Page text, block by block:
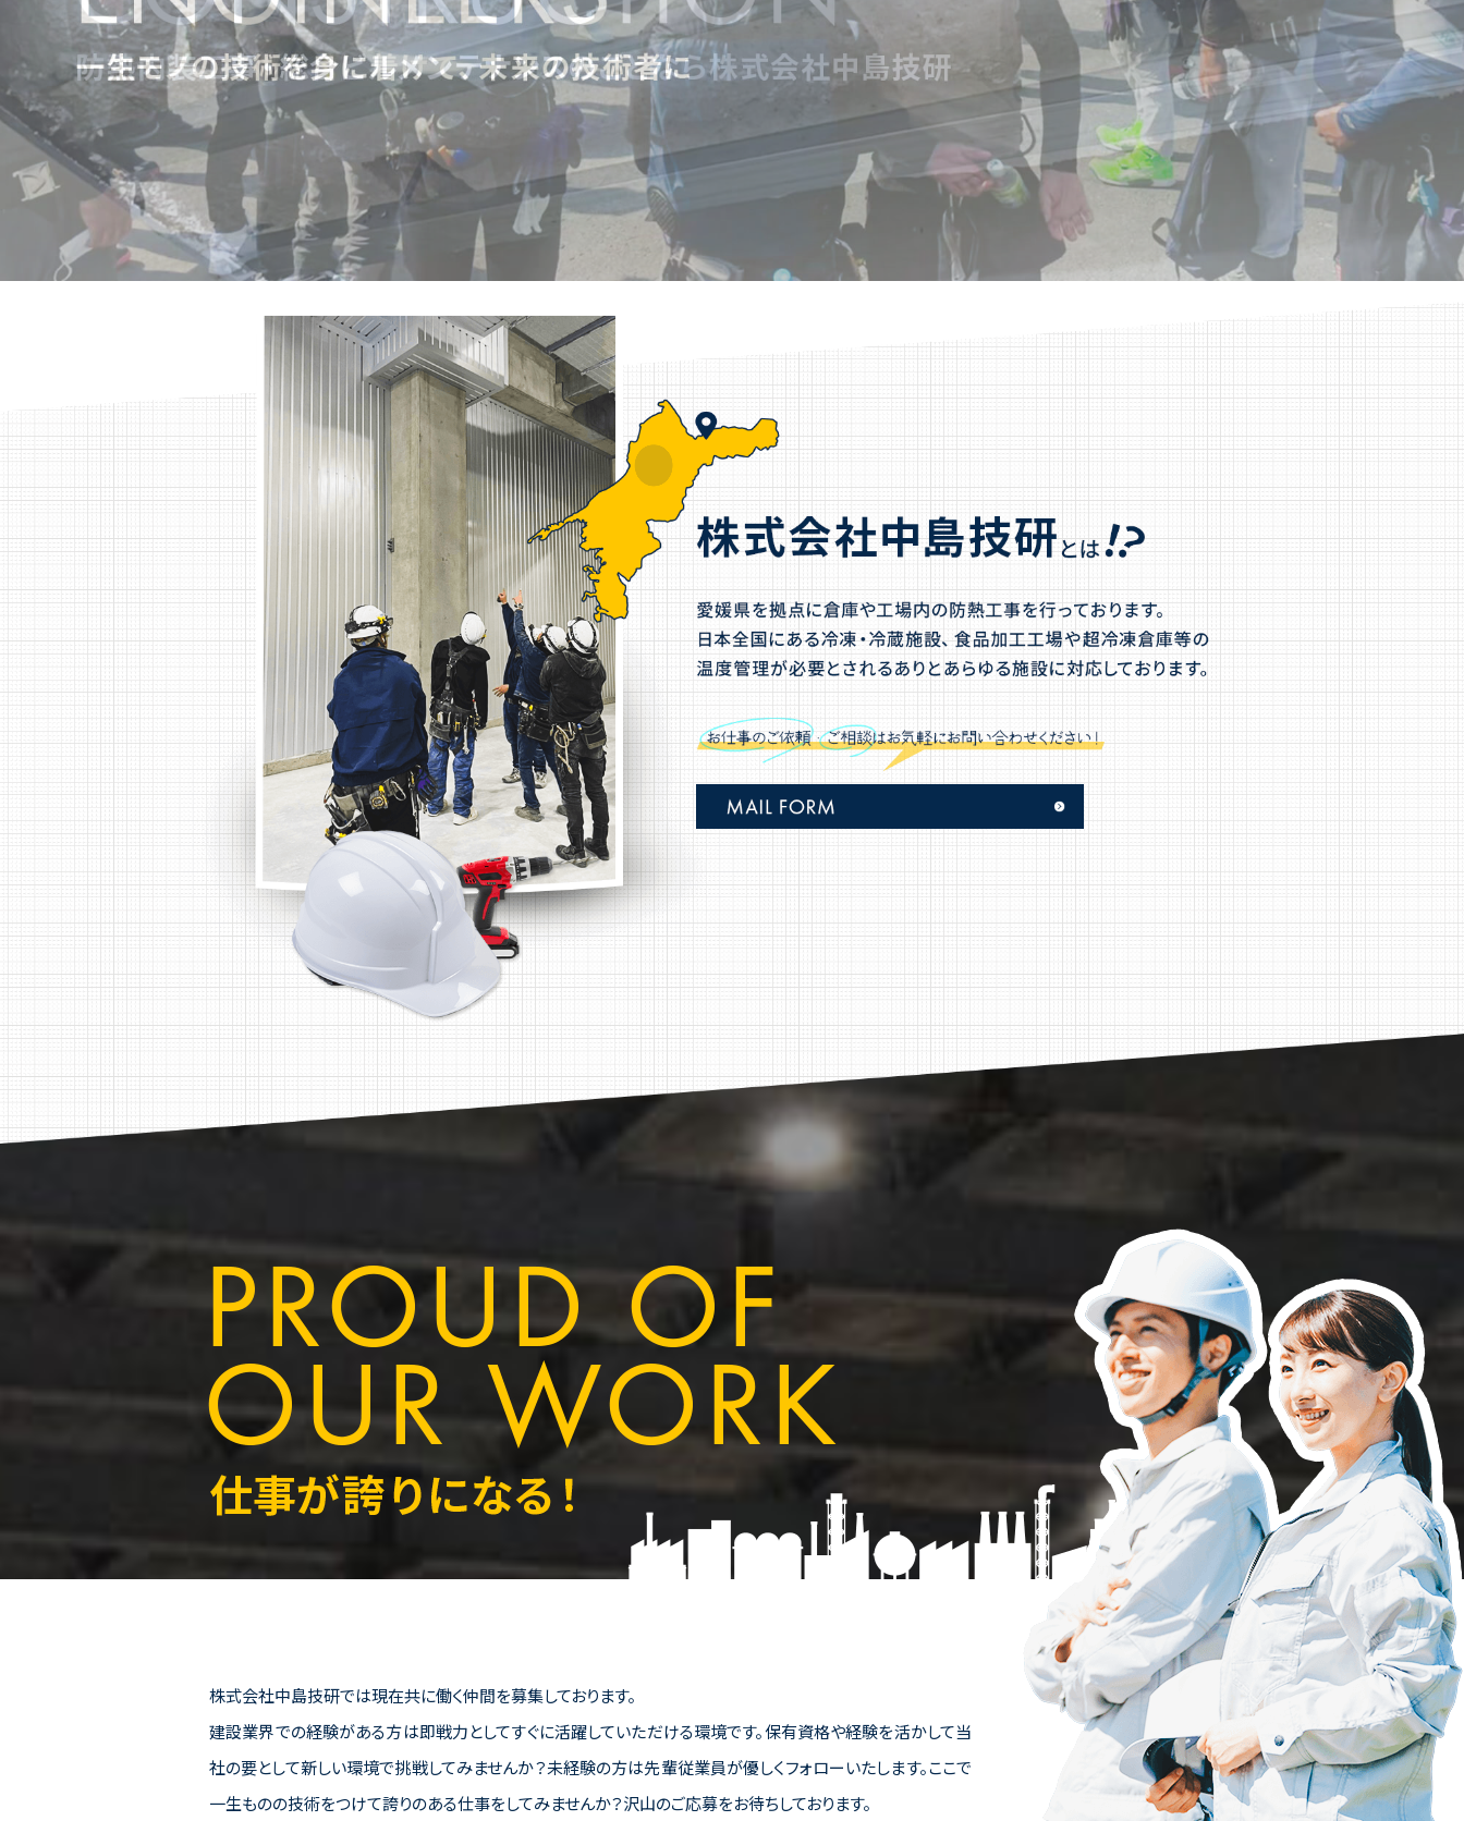
株式会社中島技研では現在共に働く仲間を募集しております。
建設業界での経験がある方は即戦力としてすぐに活躍していただける環境です。保有資格や経験を活かして当
社の要として新しい環境で挑戦してみませんか？未経験の方は先輩従業員が優しくフォローいたします。ここで
一生ものの技術をつけて誇りのある仕事をしてみませんか？沢山のご応募をお待ちしております。